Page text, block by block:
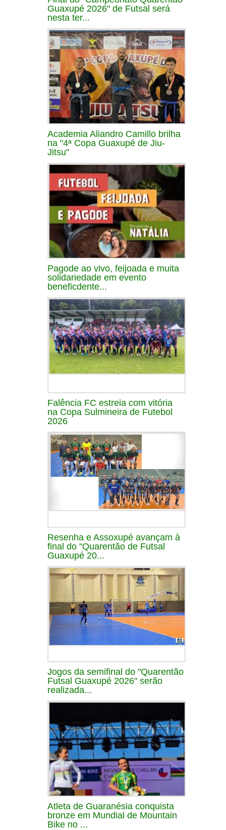
Guaxupé 2026" de Futsal será
nesta ter...
Academia Aliandro Camillo brilha
na "4ª Copa Guaxupé de Jiu-
Jitsu"
Pagode ao vivo, feijoada e muita
solidariedade em evento
beneficdente...
Falência FC estreia com vitória
na Copa Sulmineira de Futebol
2026
Resenha e Assoxupé avançam à
final do "Quarentão de Futsal
Guaxupé 20...
Jogos da semifinal do "Quarentão
Futsal Guaxupé 2026" serão
realizada...
Atleta de Guaranésia conquista
bronze em Mundial de Mountain
Bike no ...